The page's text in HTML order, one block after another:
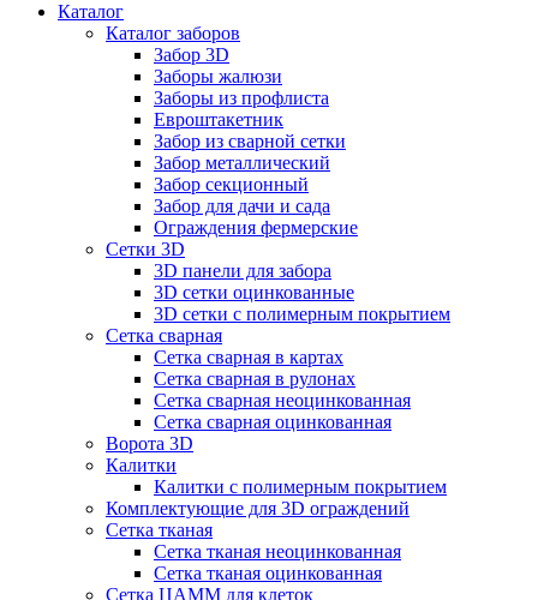
Каталог
Каталог заборов
Забор 3D
Заборы жалюзи
Заборы из профлиста
Евроштакетник
Забор из сварной сетки
Забор металлический
Забор секционный
Забор для дачи и сада
Ограждения фермерские
Сетки 3D
3D панели для забора
3D сетки оцинкованные
3D сетки с полимерным покрытием
Сетка сварная
Сетка сварная в картах
Сетка сварная в рулонах
Сетка сварная неоцинкованная
Сетка сварная оцинкованная
Ворота 3D
Калитки
Калитки с полимерным покрытием
Комплектующие для 3D ограждений
Сетка тканая
Сетка тканая неоцинкованная
Сетка тканая оцинкованная
Сетка ЦАММ для клеток